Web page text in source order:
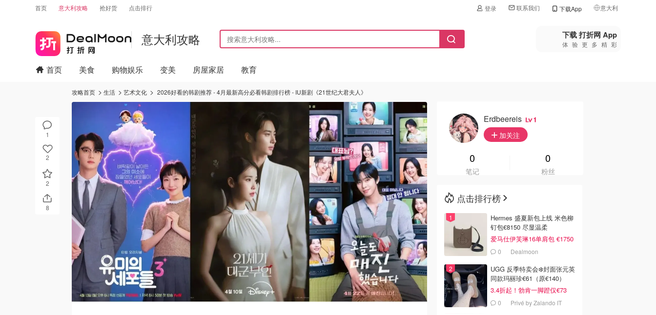
首页 意大利攻略 抢好货 点击排行 登录 联系我们 下载App 意大利
🇺🇸美国
🇨🇳中国
🇮🇹
🇦🇺
意大利攻略 下载 打折网 App
体验更多精彩
1
2
2
8
首页 美食 购物娱乐 变美 房屋家居 教育
攻略首页 生活 艺术文化 2026好看的韩剧推荐 - 4月最新高分必看韩剧排行榜 - IU新剧《21世纪大君夫人》
Erdbeereis 1
加关注
0
笔记
0
粉丝
点击排行榜
Hermes 盛夏新包上线 米色柳
钉包€8150 尽显温柔
爱马仕伊芙琳16单肩包 €1750
0 Dealmoon
UGG 反季特卖会❄️封面张元英
同款玛丽珍€61（原€140）
3.4折起！勃肯一脚蹬仅€73
0 Privé by Zalando IT